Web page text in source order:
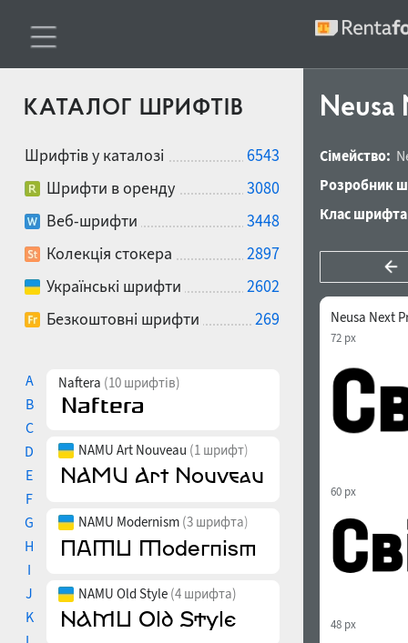
КАТАЛОГ ШРИФТІВ
Шрифтів у каталозі
6543
Шрифти в оренду
3080
Веб-шрифти
3448
Колекція стокера
2897
Українські шрифти
2602
Безкоштовні шрифти
269
A
B
C
D
E
F
G
H
I
J
K
Naftera (10 шрифтів)
NAMU Art Nouveau (1 шрифт)
NAMU Modernism (3 шрифта)
NAMU Old Style (4 шрифта)
Neusa
Сімейство:
Розробник
Клас
Neusa Next
72 px
60 px
48 px